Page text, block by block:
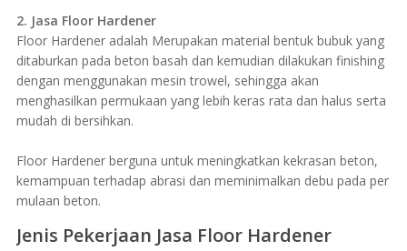
2. Jasa Floor Hardener
Floor Hardener adalah Merupakan material bentuk bubuk yang
ditaburkan pada beton basah dan kemudian dilakukan finishing
dengan menggunakan mesin trowel, sehingga akan
menghasilkan permukaan yang lebih keras rata dan halus serta
mudah di bersihkan.
Floor Hardener berguna untuk meningkatkan kekrasan beton,
kemampuan terhadap abrasi dan meminimalkan debu pada per
mulaan beton.
Jenis Pekerjaan Jasa Floor Hardener